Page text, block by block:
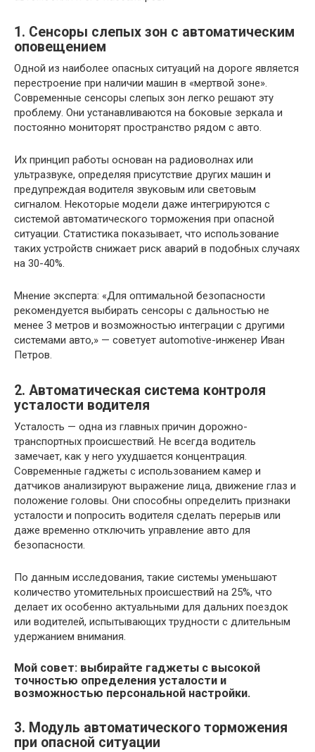
1. Сенсоры слепых зон с автоматическим
оповещением
Одной из наиболее опасных ситуаций на дороге является
перестроение при наличии машин в «мертвой зоне».
Современные сенсоры слепых зон легко решают эту
проблему. Они устанавливаются на боковые зеркала и
постоянно мониторят пространство рядом с авто.
Их принцип работы основан на радиоволнах или
ультразвуке, определяя присутствие других машин и
предупреждая водителя звуковым или световым
сигналом. Некоторые модели даже интегрируются с
системой автоматического торможения при опасной
ситуации. Статистика показывает, что использование
таких устройств снижает риск аварий в подобных случаях
на 30-40%.
Мнение эксперта: «Для оптимальной безопасности
рекомендуется выбирать сенсоры с дальностью не
менее 3 метров и возможностью интеграции с другими
системами авто,» — советует automotive-инженер Иван
Петров.
2. Автоматическая система контроля
усталости водителя
Усталость — одна из главных причин дорожно-
транспортных происшествий. Не всегда водитель
замечает, как у него ухудшается концентрация.
Современные гаджеты с использованием камер и
датчиков анализируют выражение лица, движение глаз и
положение головы. Они способны определить признаки
усталости и попросить водителя сделать перерыв или
даже временно отключить управление авто для
безопасности.
По данным исследования, такие системы уменьшают
количество утомительных происшествий на 25%, что
делает их особенно актуальными для дальних поездок
или водителей, испытывающих трудности с длительным
удержанием внимания.
Мой совет: выбирайте гаджеты с высокой
точностью определения усталости и
возможностью персональной настройки.
3. Модуль автоматического торможения
при опасной ситуации